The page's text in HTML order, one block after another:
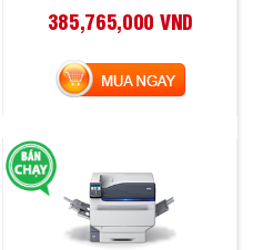
385,765,000 VND
MUA NGAY